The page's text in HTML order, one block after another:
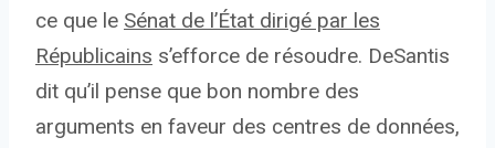
ce que le Sénat de l’État dirigé par les
Républicains s’efforce de résoudre. DeSantis
dit qu’il pense que bon nombre des
arguments en faveur des centres de données,